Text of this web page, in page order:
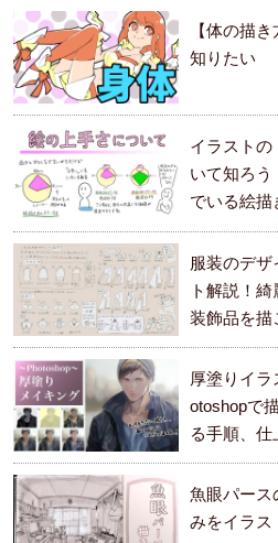
【体の描
知りたい
イラストの
いて知ろう
でいる絵描
服装のデ
ト解説！
装飾品を描
厚塗りイ
otoshopで
る手順、
ます。
魚眼パース
みをイラス